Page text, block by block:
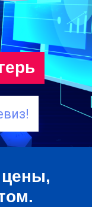
цены,